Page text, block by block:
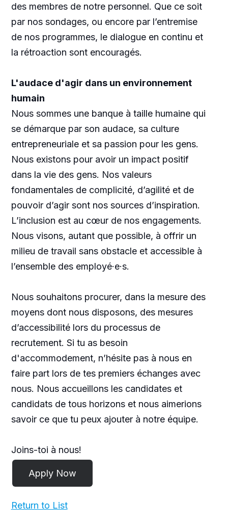
des membres de notre personnel. Que ce soit
par nos sondages, ou encore par l’entremise
de nos programmes, le dialogue en continu et
la rétroaction sont encouragés.
L'audace d'agir dans un environnement
humain
Nous sommes une banque à taille humaine qui
se démarque par son audace, sa culture
entrepreneuriale et sa passion pour les gens.
Nous existons pour avoir un impact positif
dans la vie des gens. Nos valeurs
fondamentales de complicité, d’agilité et de
pouvoir d’agir sont nos sources d’inspiration.
L’inclusion est au cœur de nos engagements.
Nous visons, autant que possible, à offrir un
milieu de travail sans obstacle et accessible à
l’ensemble des employé·e·s.
Nous souhaitons procurer, dans la mesure des
moyens dont nous disposons, des mesures
d’accessibilité lors du processus de
recrutement. Si tu as besoin
d'accommodement, n’hésite pas à nous en
faire part lors de tes premiers échanges avec
nous. Nous accueillons les candidates et
candidats de tous horizons et nous aimerions
savoir ce que tu peux ajouter à notre équipe.
Joins-toi à nous!
Return to List